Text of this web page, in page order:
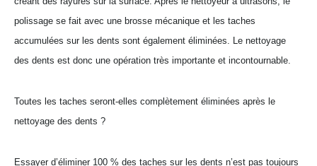
polissage se fait avec une brosse mécanique et les taches
accumulées sur les dents sont également éliminées. Le nettoyage
des dents est donc une opération très importante et incontournable.
Toutes les taches seront-elles complètement éliminées après le
nettoyage des dents ?
Essayer d’éliminer 100 % des taches sur les dents n’est pas toujours